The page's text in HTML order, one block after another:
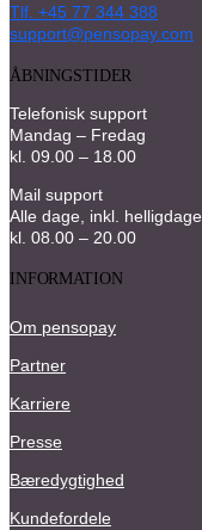
Tlf. +45 77 344 388
support@pensopay.com
ÅBNINGSTIDER
Telefonisk support
Mandag – Fredag
kl. 09.00 – 18.00
Mail support
Alle dage, inkl. helligdage
kl. 08.00 – 20.00
INFORMATION
Om pensopay
Partner
Karriere
Presse
Bæredygtighed
Kundefordele